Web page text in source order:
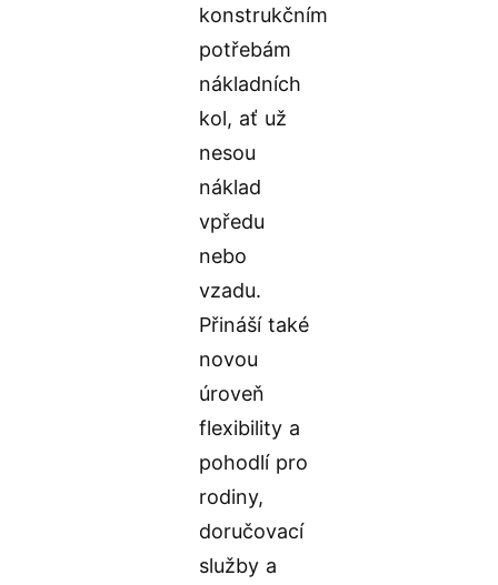
konstrukčním
potřebám
nákladních
kol, ať už
nesou
náklad
vpředu
nebo
vzadu.
Přináší také
novou
úroveň
flexibility a
pohodlí pro
rodiny,
doručovací
služby a